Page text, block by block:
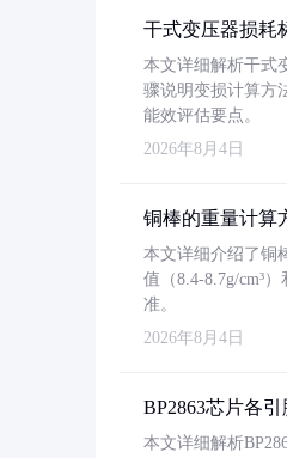
干式变压器损耗
本文详细解析干式
骤说明变损计算方
能效评估要点。
2026年8月4日
铜棒的重量计算
本文详细介绍了铜
值（8.4-8.7g/cm³
准。
2026年8月4日
BP2863芯片各
本文详细解析